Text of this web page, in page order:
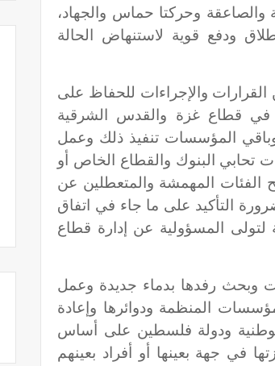
والصاعقة وحركتا حماس والجهاد،
ودفع قوية لاستنهاض الحالة
والإجراءات للحفاظ على
في قطاع غزة والقدس الشرقية
المؤسسات تنفيذ ذلك وعمل
تحابي البنوك والقطاع الخاص أو
المهمشة والمتعطلين عن
التأكيد على ما جاء في اتفاق
المسؤولية عن إدارة قطاع
وبحث رفدها بدماء جديدة وعمل
مؤسسات المنظمة ودوائرها وإعادة
ودولة فلسطين على أساس
في جهة بعينها أو أفراد بعينهم